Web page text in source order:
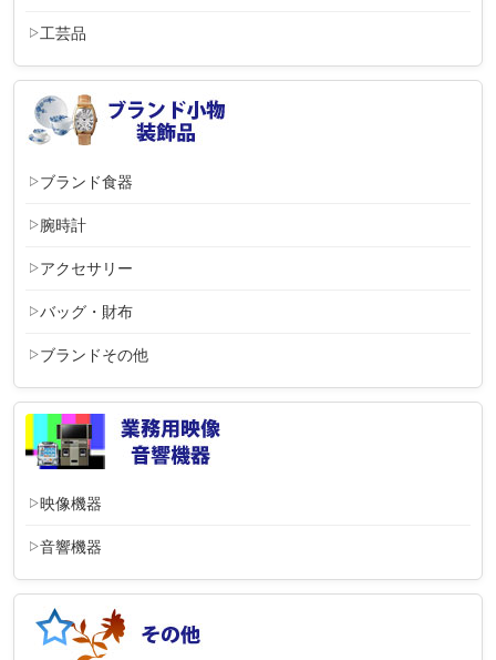
工芸品
ブランド食器
腕時計
アクセサリー
バッグ・財布
ブランドその他
映像機器
音響機器